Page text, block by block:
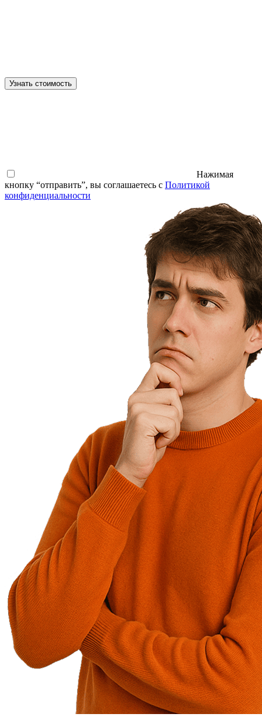
Узнать стоимость
Нажимая
кнопку “отправить”, вы соглашаетесь с Политикой
конфиденциальности